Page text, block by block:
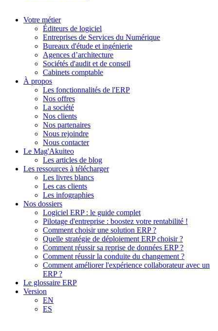
Votre métier
Éditeurs de logiciel
Entreprises de Services du Numérique
Bureaux d'étude et ingénierie
Agences d’architecture
Sociétés d'audit et de conseil
Cabinets comptable
À propos
Les fonctionnalités de l'ERP
Nos offres
La société
Nos clients
Nos partenaires
Nous rejoindre
Nous contacter
Le Mag'Akuiteo
Les articles de blog
Les ressources à télécharger
Les livres blancs
Les cas clients
Les infographies
Nos dossiers
Logiciel ERP : le guide complet
Pilotage d'entreprise : boostez votre rentabilité !
Comment choisir une solution ERP ?
Quelle stratégie de déploiement ERP choisir ?
Comment réussir sa reprise de données ERP ?
Comment réussir la conduite du changement ?
Comment améliorer l'expérience collaborateur avec un
ERP ?
Le glossaire ERP
Version
EN
ES